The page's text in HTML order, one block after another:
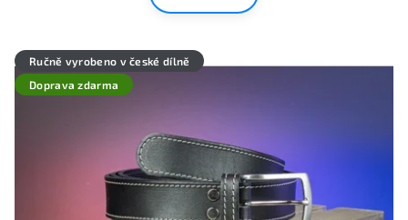
Ručně vyrobeno v české dílně
Doprava zdarma